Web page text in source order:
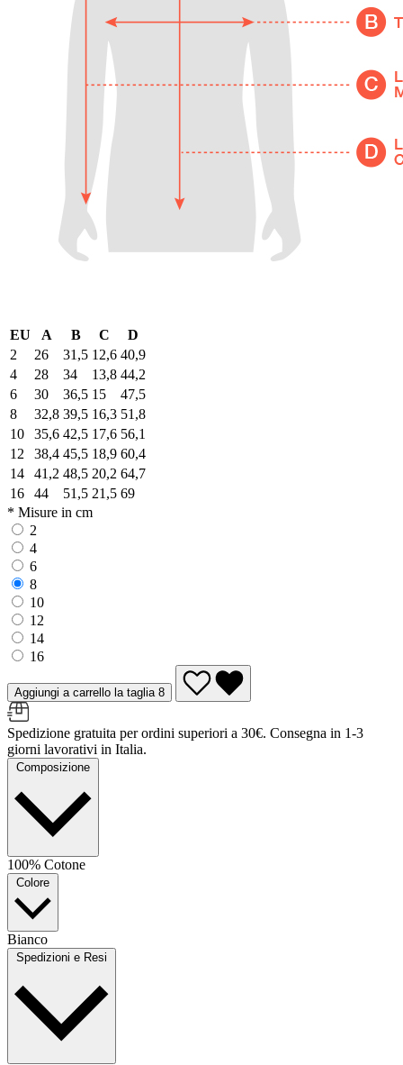
EU A B C
D
2
26 31,5 12,6 40,9
4
28 34 13,8 44,2
6
30 36,5 15
47,5
8
32,8 39,5 16,3 51,8
10
35,6 42,5 17,6 56,1
12
38,4 45,5 18,9 60,4
14
41,2 48,5 20,2 64,7
16
44 51,5 21,5 69
* Misure in cm
2
4
6
8
10
12
14
16
Aggiungi a carrello la taglia 8
Spedizione gratuita per ordini superiori a 30€. Consegna in 1-3
giorni lavorativi in Italia.
Composizione
100% Cotone
Colore
Bianco
Spedizioni e Resi